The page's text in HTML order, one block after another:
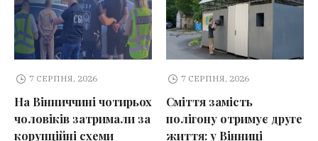
7 СЕРПНЯ, 2026
На Вінниччині чотирьох
чоловіків затримали за
корупційні схеми
7 СЕРПНЯ, 2026
Сміття замість
полігону отримує друге
життя: у Вінниці